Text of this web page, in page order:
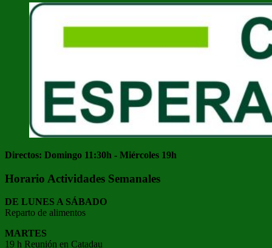
Directos: Domingo 11:30h - Miércoles 19h
Horario Actividades Semanales
DE LUNES A SÁBADO
Reparto de alimentos
MARTES
19 h Reunión en Catadau